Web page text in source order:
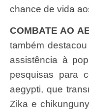
chance de vida
COMBATE AO
também
assistência à
pesquisas para
aegypti, que
Zika e